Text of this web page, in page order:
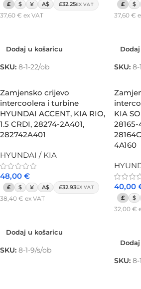
£ $ ¥ A$ £32.25EX VAT
37,60 € ex VAT
Dodaj u košaricu
SKU: 8-1-22/ob
£ $
37,60 €
SKU: 8-
Zamjensko crijevo
intercoolera i turbine
HYUNDAI ACCENT, KIA RIO,
1.5 CRDI, 28274-2A401,
282742A401
HYUNDAI / KIA
48,00 €
£ $ ¥ A$ £32.93EX VAT
38,40 € ex VAT
Dodaj u košaricu
SKU: 8-1-9/s/ob
KIA
28165-
4A160
40,00
£ $
32,00 €
SKU: 8-